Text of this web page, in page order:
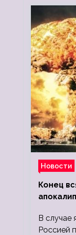
Новости
Конец
людей
В
Россией